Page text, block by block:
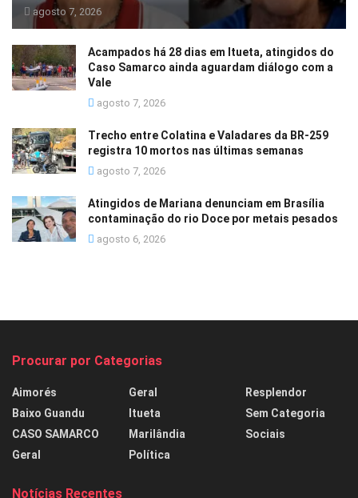
agosto 7, 2026
Acampados há 28 dias em Itueta, atingidos do
Caso Samarco ainda aguardam diálogo com a
Vale
agosto 7, 2026
Trecho entre Colatina e Valadares da BR-259
registra 10 mortos nas últimas semanas
agosto 7, 2026
Atingidos de Mariana denunciam em Brasília
contaminação do rio Doce por metais pesados
agosto 6, 2026
Procurar por Categorias
Aimorés
Baixo Guandu
CASO SAMARCO
Geral
Geral
Itueta
Marilândia
Política
Resplendor
Sem Categoria
Sociais
Notícias Recentes